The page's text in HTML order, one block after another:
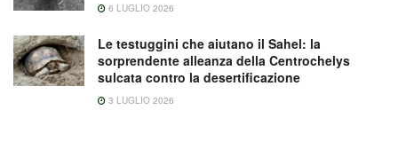
6 LUGLIO 2026
Le testuggini che aiutano il Sahel: la
sorprendente alleanza della Centrochelys
sulcata contro la desertificazione
3 LUGLIO 2026